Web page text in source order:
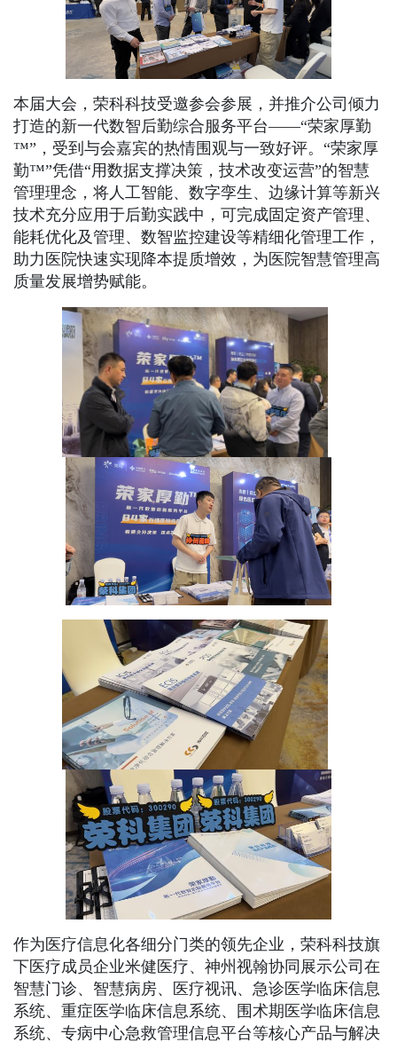
本届大会，荣科科技受邀参会参展，并推介公司倾力
打造的新一代数智后勤综合服务平台——“荣家厚勤
™”，受到与会嘉宾的热情围观与一致好评。“荣家厚
勤™”凭借“用数据支撑决策，技术改变运营”的智慧
管理理念，将人工智能、数字孪生、边缘计算等新兴
技术充分应用于后勤实践中，可完成固定资产管理、
能耗优化及管理、数智监控建设等精细化管理工作，
助力医院快速实现降本提质增效，为医院智慧管理高
质量发展增势赋能。
作为医疗信息化各细分门类的领先企业，荣科科技旗
下医疗成员企业米健医疗、神州视翰协同展示公司在
智慧门诊、智慧病房、医疗视讯、急诊医学临床信息
系统、重症医学临床信息系统、围术期医学临床信息
系统、专病中心急救管理信息平台等核心产品与解决